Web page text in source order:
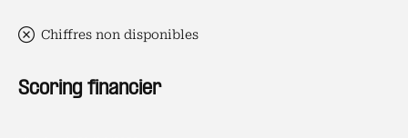
Chiffres non disponibles
Scoring financier